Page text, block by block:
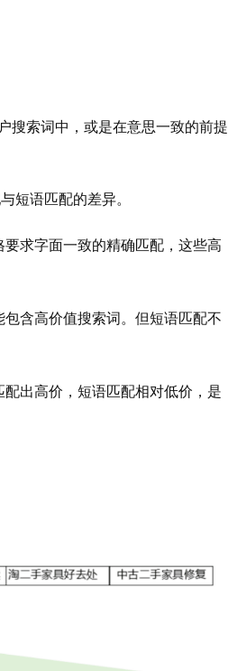
搜索词中，或是在意思一致的前提
短语匹配的差异。
求字面一致的精确匹配，这些高
含高价值搜索词。但短语匹配不
出高价，短语匹配相对低价，是